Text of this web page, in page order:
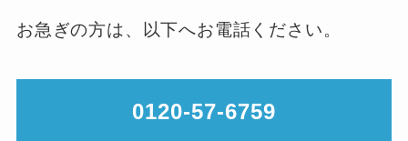
お急ぎの方は、以下へお電話ください。
0120-57-6759